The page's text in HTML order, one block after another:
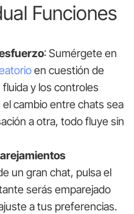
Funciones
: Sumérgete en
en cuestión de
y los controles
cambio entre chats sea
a otra, todo fluye sin
un gran chat, pulsa el
serás emparejado
a tus preferencias.